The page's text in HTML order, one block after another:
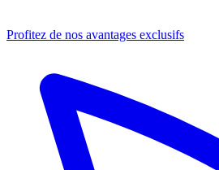
Profitez de nos avantages exclusifs